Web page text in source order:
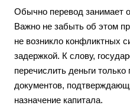
Обычно перевод занимает
Важно не забыть об этом
не возникло конфликтных
задержкой. К слову,
перечислить деньги
документов,
назначение капитала.